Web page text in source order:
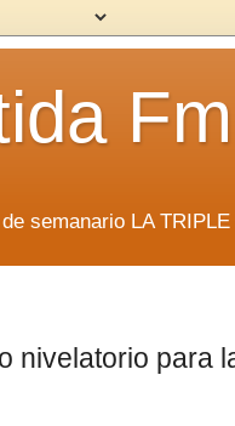
semanario LA
nivelatorio para